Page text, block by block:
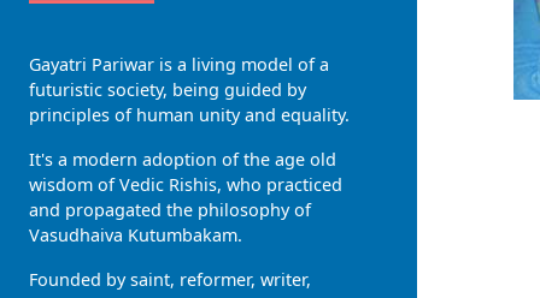
Gayatri Pariwar is a living model of a
futuristic society, being guided by
principles of human unity and equality.
It's a modern adoption of the age old
wisdom of Vedic Rishis, who practiced
and propagated the philosophy of
Vasudhaiva Kutumbakam.
Founded by saint, reformer, writer,